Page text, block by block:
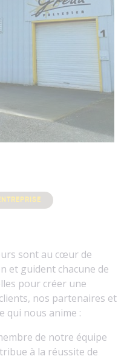
sont au cœur de
et guident chacune de
pour créer une
nos partenaires et
qui nous anime :
de notre équipe
à la réussite de